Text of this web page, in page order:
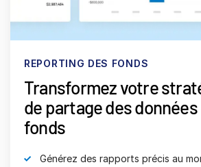
REPORTING DES FONDS
Transformez votre
de partage des
fonds
Générez des rapports précis au